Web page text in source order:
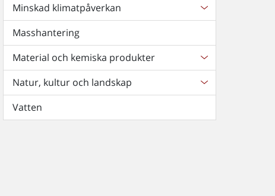
Minskad klimatpåverkan
Masshantering
Material och kemiska produkter
Natur, kultur och landskap
Vatten